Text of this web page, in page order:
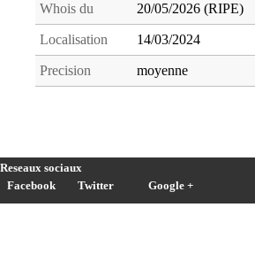
Whois du 20/05/2026 (RIPE)
Localisation 14/03/2024
Precision moyenne
Reseaux sociaux
Facebook
Twitter Google +